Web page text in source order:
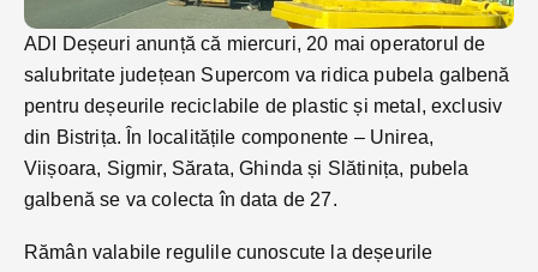
ADI Deșeuri anunță că miercuri, 20 mai operatorul de
salubritate județean Supercom va ridica pubela galbenă
pentru deșeurile reciclabile de plastic și metal, exclusiv
din Bistrița. În localitățile componente – Unirea,
Viișoara, Sigmir, Sărata, Ghinda și Slătinița, pubela
galbenă se va colecta în data de 27.
Rămân valabile regulile cunoscute la deșeurile